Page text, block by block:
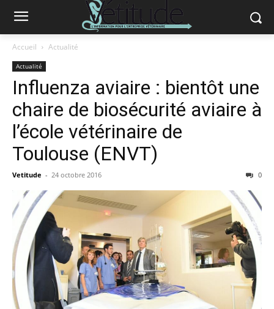
Accueil Actualité
Actualité
Influenza aviaire : bientôt une
chaire de biosécurité aviaire à
l’école vétérinaire de
Toulouse (ENVT)
Vetitude - 24 octobre 2016 0